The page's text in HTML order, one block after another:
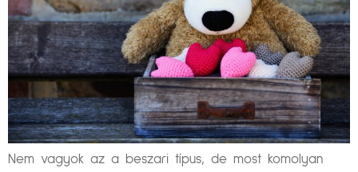
Nem vagyok az a beszari típus, de most komolyan